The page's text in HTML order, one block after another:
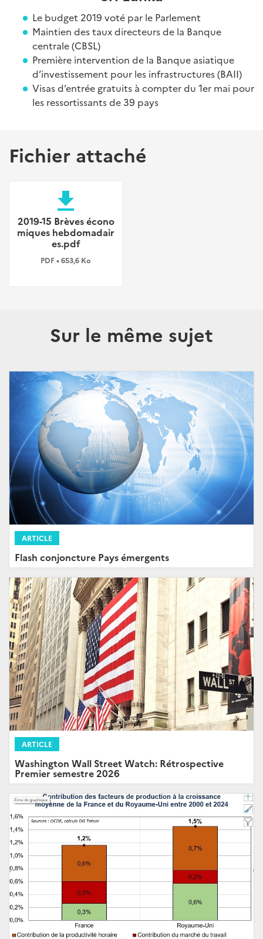
Le budget 2019 voté par le Parlement
Maintien des taux directeurs de la Banque
centrale (CBSL)
Première intervention de la Banque asiatique
d’investissement pour les infrastructures (BAII)
Visas d’entrée gratuits à compter du 1er mai pour
les ressortissants de 39 pays
Fichier attaché
file_download
2019-15 Brèves écono
miques hebdomadair
es.pdf
PDF • 653,6 Ko
Sur le même sujet
ARTICLE
Flash conjoncture Pays émergents
ARTICLE
Washington Wall Street Watch: Rétrospective
Premier semestre 2026